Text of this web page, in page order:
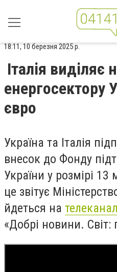
18:11, 10 березня 2025 р.
Італія виділяє
енергосектору
євро
Україна та Італія
внесок до Фонду
України у розмірі
це звітує
йдеться на
«Добрі новини.